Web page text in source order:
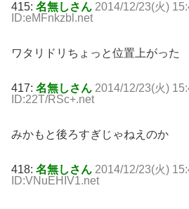
415: 名無しさん 2014/12/23(火)
ID:eMFnkzbl.net
ワタリドリちょっと位置上がった
417: 名無しさん 2014/12/23(火)
ID:22T/RSc+.net
みかもと後ろすぎじゃねえのか
418: 名無しさん 2014/12/23(火)
ID:VNuEHIV1.net